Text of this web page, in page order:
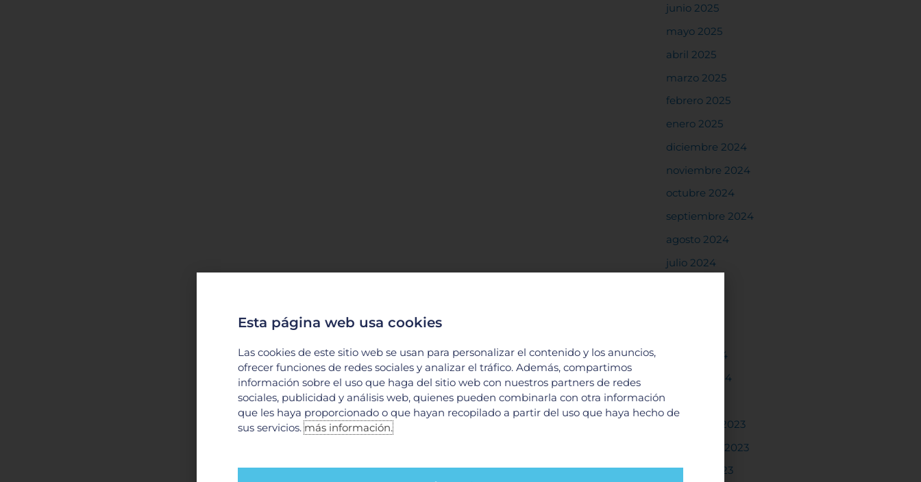
junio 2025
mayo 2025
abril 2025
marzo 2025
febrero 2025
enero 2025
diciembre 2024
noviembre 2024
octubre 2024
septiembre 2024
agosto 2024
julio 2024
marzo 2024
febrero 2024
diciembre 2023
noviembre 2023
octubre 2023
Esta página web usa cookies
Las cookies de este sitio web se usan para personalizar el contenido y los anuncios,
ofrecer funciones de redes sociales y analizar el tráfico. Además, compartimos
información sobre el uso que haga del sitio web con nuestros partners de redes
sociales, publicidad y análisis web, quienes pueden combinarla con otra información
que les haya proporcionado o que hayan recopilado a partir del uso que haya hecho de
sus servicios.más información.